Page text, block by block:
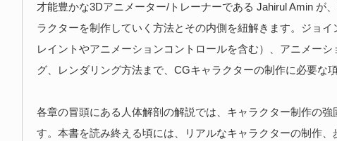
才能豊かな3Dアニメーター/トレーナーである Jahirul Amin が
ラクターを制作していく方法とその内側を紐解きます。ジョ
レイントやアニメーションコントロールを含む）、アニメー
グ、レンダリング方法まで、CGキャラクターの制作に必要な
各章の冒頭にある人体解剖の解説では、キャラクター制作の
す。本書を読み終える頃には、リアルなキャラクターの制作